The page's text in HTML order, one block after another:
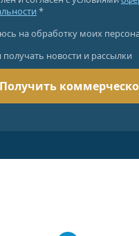
*
на обработку моих
получать новости и рассылки